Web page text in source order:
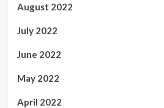
August 2022
July 2022
June 2022
May 2022
April 2022